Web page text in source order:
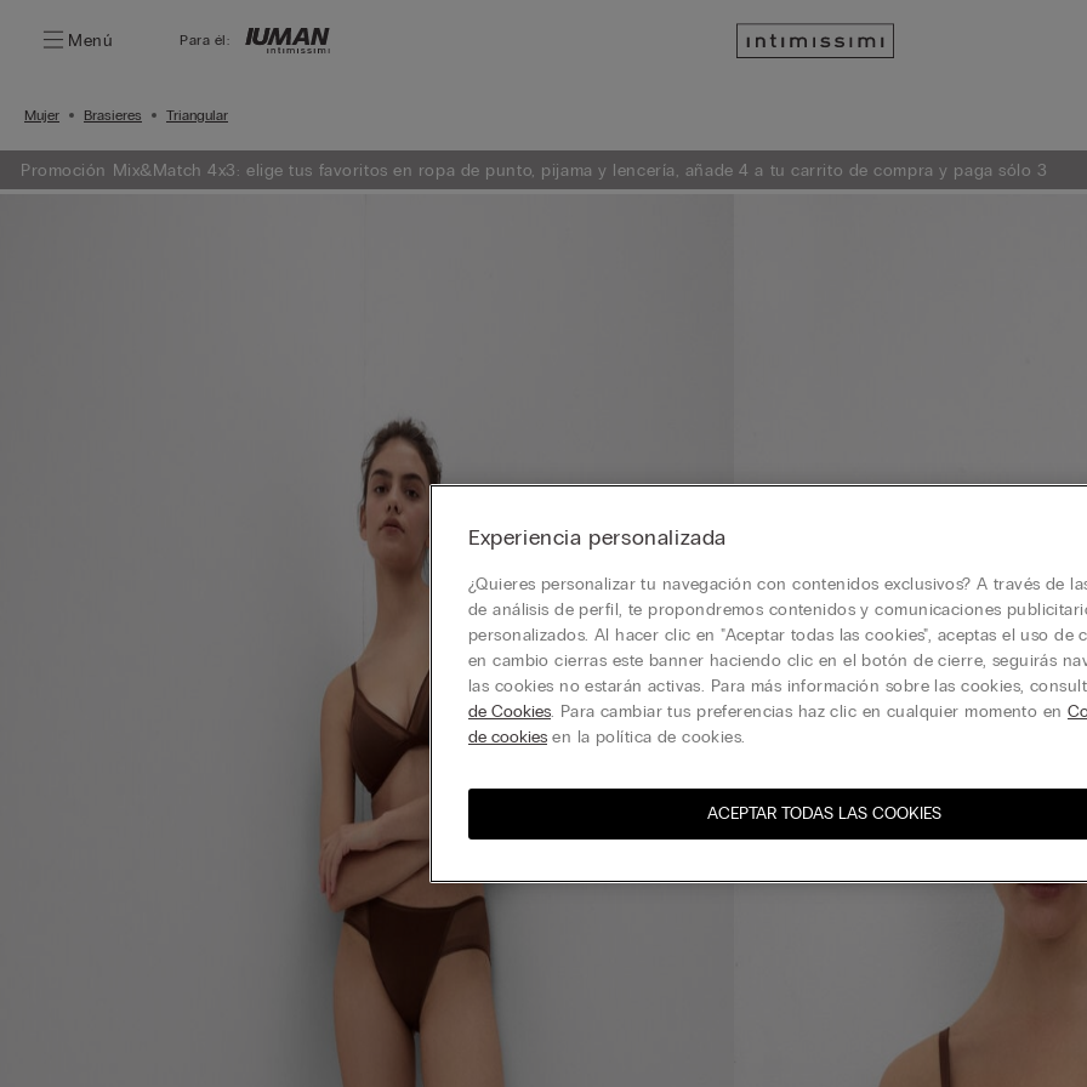
Menú Para él:
Mujer Brasieres Triangular
Promoción Mix&Match 4x3: elige tus favoritos en ropa de punto, pijama y lencería, añade 4 a tu carrito de compra y paga sólo 3
Experiencia personalizada
¿Quieres personalizar tu navegación con contenidos exclusivos? A través de
de análisis de perfil, te propondremos contenidos y comunicaciones
personalizados. Al hacer clic en "Aceptar todas las cookies", aceptas el uso de
en cambio cierras este banner haciendo clic en el botón de cierre, seguirás
las cookies no estarán activas. Para más información sobre las cookies,
de Cookies. Para cambiar tus preferencias haz clic en cualquier momento en
de cookies en la política de cookies.
ACEPTAR TODAS LAS COOKIES